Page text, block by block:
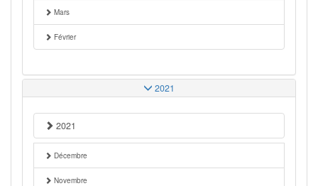
Mars
Février
2021
2021
Décembre
Novembre